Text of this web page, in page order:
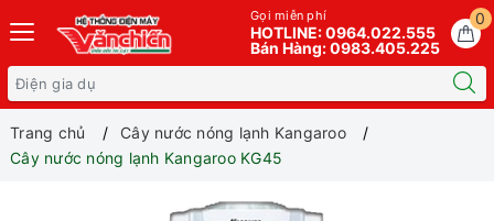
0
Gọi miễn phí
HOTLINE: 0964.022.555
Bán Hàng: 0983.405.225
Trang chủ
Cây nước nóng lạnh Kangaroo
Cây nước nóng lạnh Kangaroo KG45